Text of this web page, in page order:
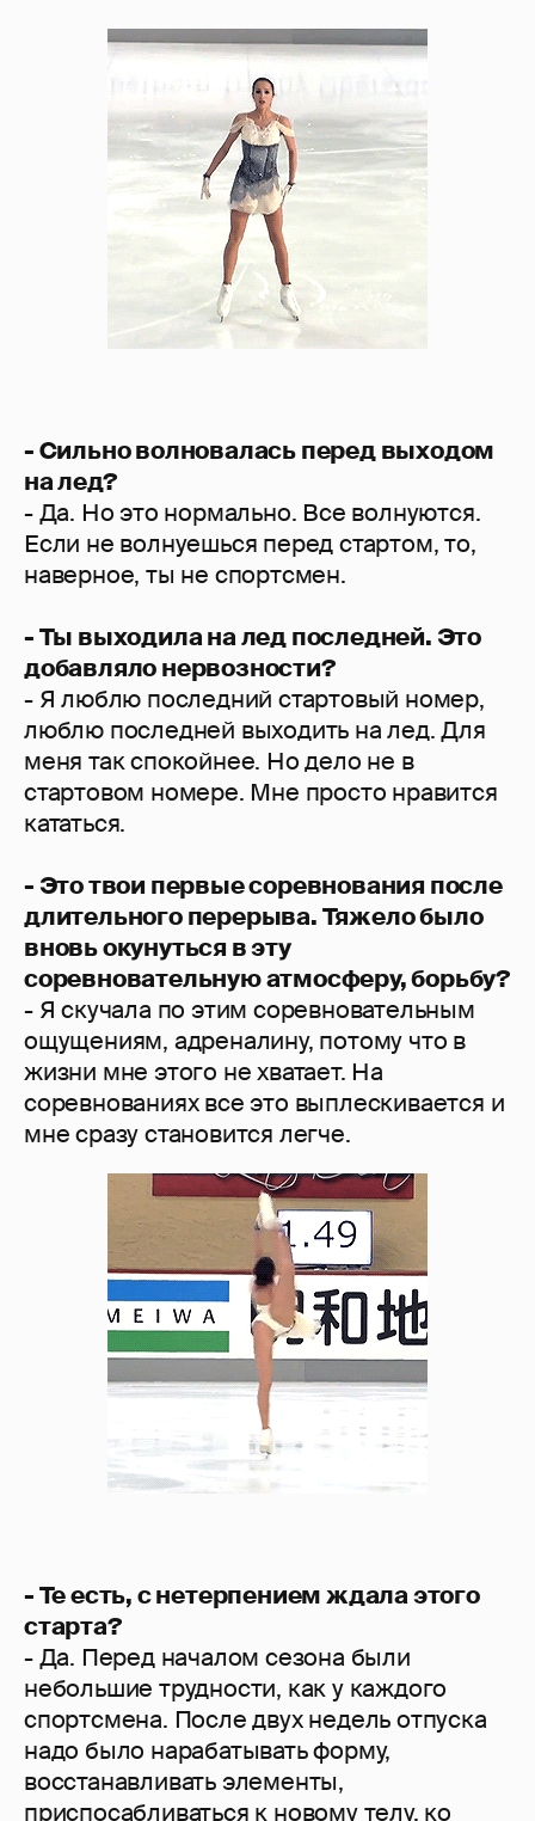
- Сильно волновалась перед выходом
на лед?
- Да. Но это нормально. Все волнуются.
Если не волнуешься перед стартом, то,
наверное, ты не спортсмен.
- Ты выходила на лед последней. Это
добавляло нервозности?
- Я люблю последний стартовый номер,
люблю последней выходить на лед. Для
меня так спокойнее. Но дело не в
стартовом номере. Мне просто нравится
кататься.
- Это твои первые соревнования после
длительного перерыва. Тяжело было
вновь окунуться в эту
соревновательную атмосферу, борьбу?
- Я скучала по этим соревновательным
ощущениям, адреналину, потому что в
жизни мне этого не хватает. На
соревнованиях все это выплескивается и
мне сразу становится легче.
- Те есть, с нетерпением ждала этого
старта?
- Да. Перед началом сезона были
небольшие трудности, как у каждого
спортсмена. После двух недель отпуска
надо было нарабатывать форму,
восстанавливать элементы,
приспосабливаться к новому телу, ко